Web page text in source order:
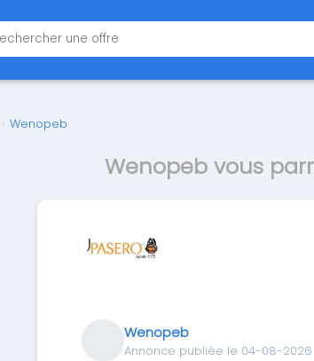
› Wenopeb
Wenopeb vous
Wenopeb
Annonce publiée le 04-08-2026